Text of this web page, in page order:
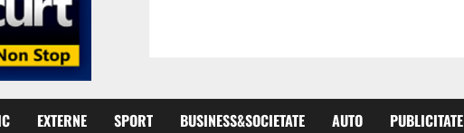
EXTERNE SPORT BUSINESS&SOCIETATE AUTO PUBLICITATE